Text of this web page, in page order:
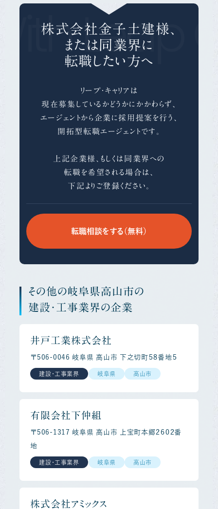
Leap
株式会社金子土建様、
または同業界に
転職したい方へ
リープ・キャリアは
現在募集しているかどうかにかかわらず、
エージェントから企業に採用提案を行う、
開拓型転職エージェントです。
上記企業様、もしくは同業界への
転職を希望される場合は、
下記よりご登録ください。
転職相談をする（無料）
その他の岐阜県高山市の
建設・工事業界の企業
井戸工業株式会社
〒506-0046 岐阜県 高山市 下之切町５８番地５
建設・工事業界 岐阜県 高山市
有限会社下仲組
〒506-1317 岐阜県 高山市 上宝町本郷２６０２番
地
建設・工事業界 岐阜県 高山市
株式会社アミックス